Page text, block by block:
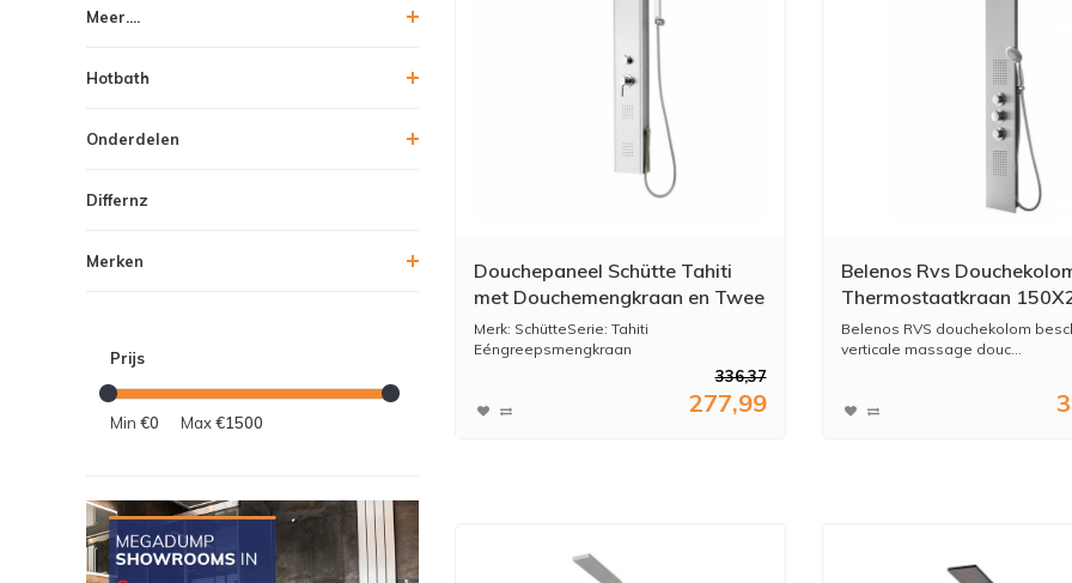
Meer....
Hotbath
Onderdelen
Differnz
Merken
Prijs
Min €0 Max€1500
Douchepaneel Schütte Tahiti
met Douchemengkraan en Twee
Massagesproeiers RVS
Merk: SchütteSerie: Tahiti
Eéngreepsmengkraan
336,37
277,99
Belenos Rvs
Thermostaatkraan
Belenos RVS douchekolom
verticale massage douc...